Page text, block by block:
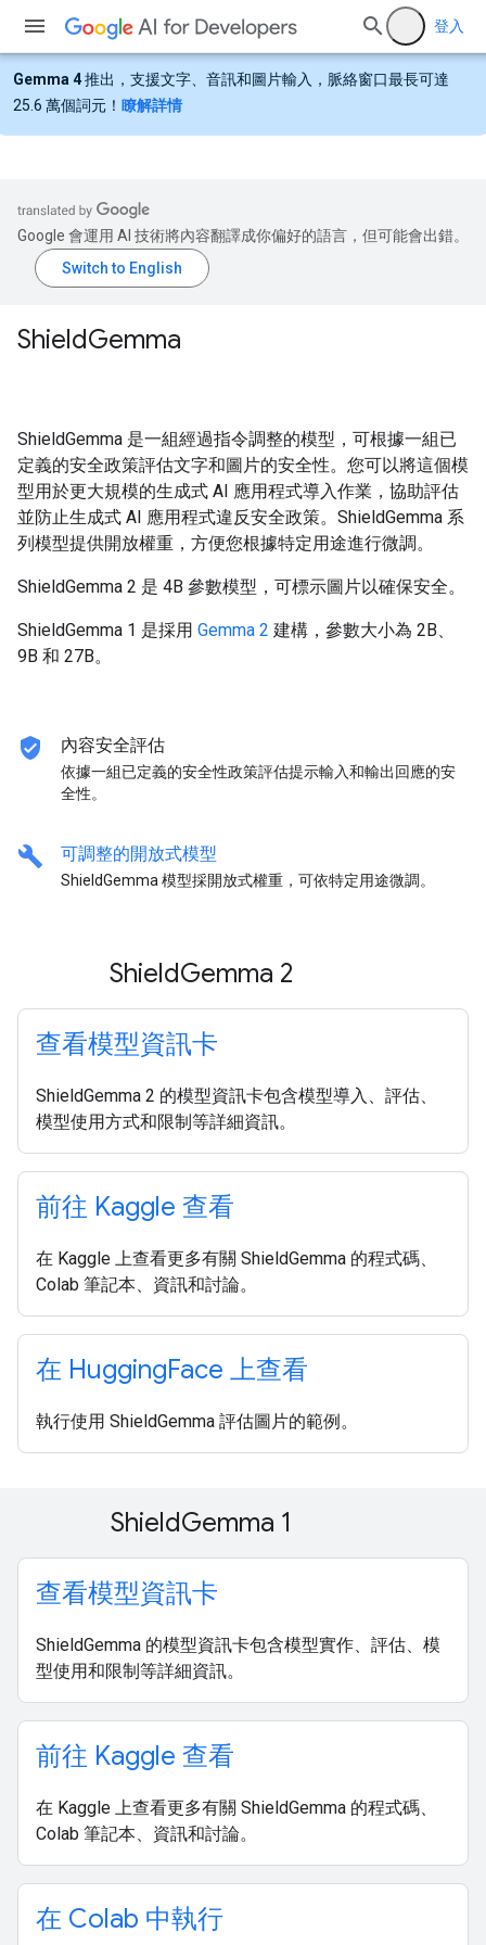
登入
Gemma 4推出，支援文字、音訊和圖片輸入，脈絡窗口最長可達
25.6 萬個詞元！ 瞭解詳情
Google 會運用 AI 技術將內容翻譯成你偏好的語言，但可能會出錯。
ShieldGemma
ShieldGemma 是一組經過指令調整的模型，可根據一組已
定義的安全政策評估文字和圖片的安全性。您可以將這個模
型用於更大規模的生成式 AI 應用程式導入作業，協助評估
並防止生成式 AI 應用程式違反安全政策。ShieldGemma 系
列模型提供開放權重，方便您根據特定用途進行微調。
ShieldGemma 2 是 4B 參數模型，可標示圖片以確保安全。
ShieldGemma 1 是採用 Gemma 2 建構，參數大小為 2B、
9B 和 27B。
verified_user 內容安全評估
依據一組已定義的安全性政策評估提示輸入和輸出回應的安
全性。
build 可調整的開放式模型
ShieldGemma 模型採開放式權重，可依特定用途微調。
ShieldGemma 2
查看模型資訊卡
ShieldGemma 2 的模型資訊卡包含模型導入、評估、
模型使用方式和限制等詳細資訊。
前往 Kaggle 查看
在 Kaggle 上查看更多有關 ShieldGemma 的程式碼、
Colab 筆記本、資訊和討論。
在 HuggingFace 上查看
執行使用 ShieldGemma 評估圖片的範例。
ShieldGemma 1
查看模型資訊卡
ShieldGemma 的模型資訊卡包含模型實作、評估、模
型使用和限制等詳細資訊。
前往 Kaggle 查看
在 Kaggle 上查看更多有關 ShieldGemma 的程式碼、
Colab 筆記本、資訊和討論。
在 Colab 中執行